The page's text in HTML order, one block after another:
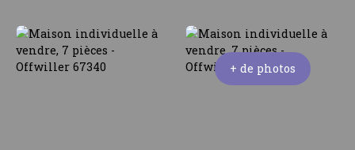
+ de photos